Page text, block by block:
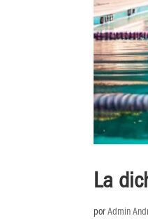
La
porAdmin